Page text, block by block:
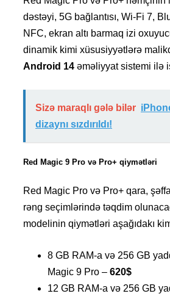
dəstəyi, 5G bağlantısı, Wi-Fi 7,
NFC, ekran altı barmaq izi
dinamik kimi xüsusiyyətlərə
Android 14 əməliyyat sistemi ilə
Sizə maraqlı gələ bilər
dizaynı sızdırıldı!
Red Magic 9 Pro və Pro+ qiymətləri
Red Magic Pro və Pro+ qara,
rəng seçimlərində təqdim
modelinin qiymətləri aşağıdakı
8 GB RAM-a və 256 GB
Magic 9 Pro – 620$
12 GB RAM-a və 256 GB